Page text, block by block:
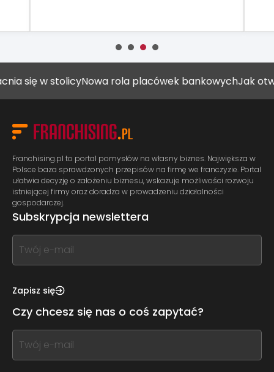
stolicyNowa rola placówek bankowychJak otworzyć
Franchising.pl to portal pomysłów na własny biznes. Największa w
Polsce baza sprawdzonych przepisów na firmę we franczyzie. Portal
ułatwia decyzję o założeniu biznesu, wskazuje możliwości rozwoju
istniejącej firmy oraz doradza w prowadzeniu działalności
gospodarczej.
Subskrypcja newslettera
If
you
this,
this
form
field
blank
Zapisz się
Czy chcesz się nas o coś zapytać?
If
you